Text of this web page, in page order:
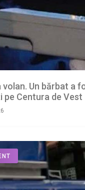
volan. Un bărbat a
pe Centura de Vest